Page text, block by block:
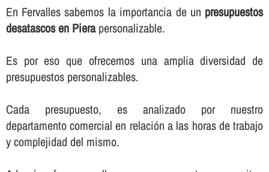
En Fervalles sabemos la importancia de un presupuestos
desatascos en Pierapersonalizable.
Es por eso que ofrecemos una amplia diversidad de
presupuestos personalizables.
Cada presupuesto, es analizado por nuestro
departamento comercial en relación a las horas de trabajo
y complejidad del mismo.